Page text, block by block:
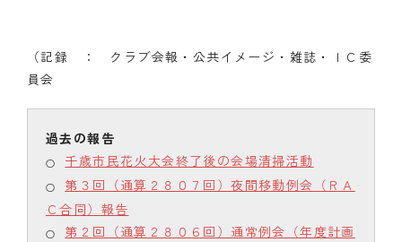
（記録 ： クラブ会報・公共イメージ・雑誌・ＩＣ委
員会
千歳市民花火大会終了後の会場清掃活動
第３回（通算２８０７回）夜間移動例会（ＲＡ
Ｃ合同）報告
第２回（通算２８０６回）通常例会（年度計画